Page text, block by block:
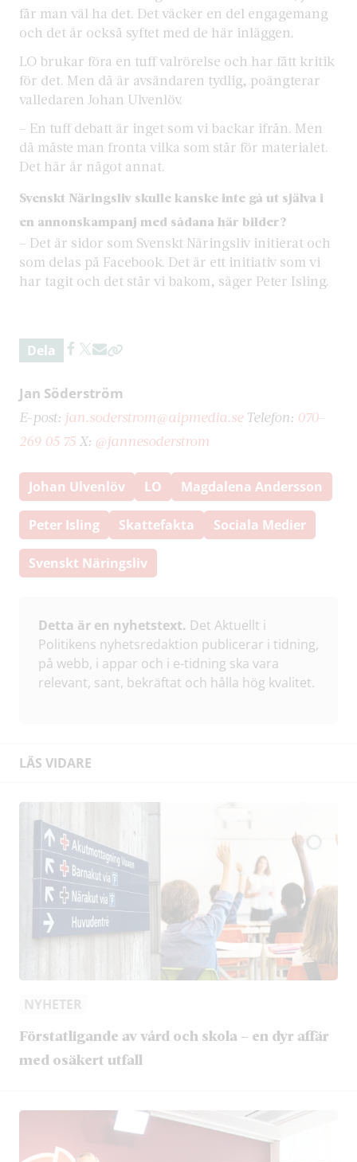
får man väl ha det. Det väcker en del engagemang
och det är också syftet med de här inläggen.
LO brukar föra en tuff valrörelse och har fått kritik
för det. Men då är avsändaren tydlig, poängterar
valledaren Johan Ulvenlöv.
– En tuff debatt är inget som vi backar ifrån. Men
då måste man fronta vilka som står för materialet.
Det här är något annat.
Svenskt Näringsliv skulle kanske inte gå ut själva i
en annonskampanj med sådana här bilder?
– Det är sidor som Svenskt Näringsliv initierat och
som delas på Facebook. Det är ett initiativ som vi
har tagit och det står vi bakom, säger Peter Isling.
Dela
Jan Söderström
E-post: jan.soderstrom@aipmedia.seTelefon: 070-
269 05 75 X: @jannesoderstrom
Johan Ulvenlöv LO Magdalena Andersson
Peter Isling Skattefakta Sociala Medier
Svenskt Näringsliv
Detta är en nyhetstext. Det Aktuellt i
Politikens nyhetsredaktion publicerar i tidning,
på webb, i appar och i e-tidning ska vara
relevant, sant, bekräftat och hålla hög kvalitet.
LÄS VIDARE
NYHETER
Förstatligande av vård och skola – en dyr affär
med osäkert utfall